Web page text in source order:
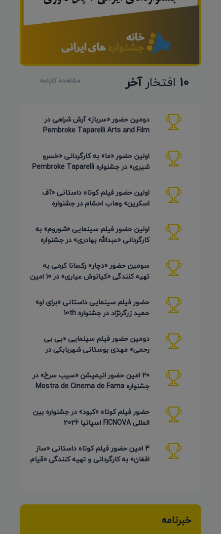
10 افتخارآخر مشاهده کارنامه
دومین حضور «سرباز» آرش شراهی در
Pembroke Taparelli Arts and Film
اولین حضور «ما» به کارگردانی «خسرو
شیری» در جشنواره Pembroke Taparelli
اولین حضور فیلم کوتاه داستانی «آف
اسکرین» وهاب احشام در جشنواره
اولین حضور فیلم سینمایی «شوروم» به
کارگردانی «عبدالله بهادری» در جشنواره
سومین حضور «دچار» رکسانا کرمی به
تهیه کنندگی «کیانوش عیاری» در 10 امین
حضور فیلم سینمایی داستانی «برای او»
حمید زرگرنژاد در جشنواره 10th
دومین حضور فیلم سینمایی «بی بی
رحمی» مهدی بوستانی شهربابکی در
20 امین حضور انیمیشن «سیب سرخ» در
جشنواره Mostra de Cinema de Fama
حضور فیلم کوتاه «کبود» در جشنواره بین
المللی FICNOVA اسپانیا 2026
4 امین حضور فیلم کوتاه داستانی «ساز
افغان» به کارگردانی و تهیه کنندگی «قیام
خبرنامه